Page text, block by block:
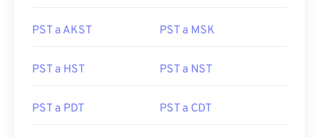
PST a AKST PST a MSK
PST a HST PST a NST
PST a PDT PST a CDT